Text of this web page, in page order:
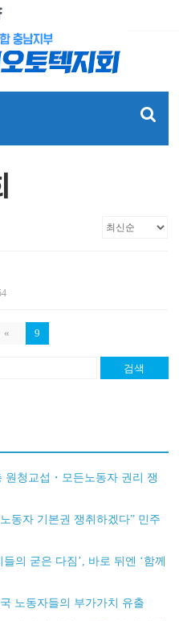
« 9
검색
원청교섭・모든노동자 권리 쟁
동자 기본권 쟁취하겠다” 민주
의 굳은 다짐’, 바로 뒤엔 ‘함께
노동자들의 부가가치 유출